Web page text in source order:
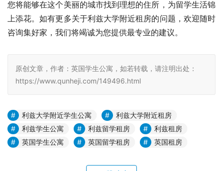
您将能够在这个美丽的城市找到理想的住所，为留学生活锦
上添花。如有更多关于利兹大学附近租房的问题，欢迎随时
咨询集好家，我们将竭诚为您提供最专业的建议。
原创文章，作者：英国学生公寓，如若转载，请注明出处：
https://www.qunheji.com/149496.html
利兹大学附近学生公寓
利兹大学附近租房
利兹学生公寓
利兹留学租房
利兹租房
英国学生公寓
英国留学租房 英国租房